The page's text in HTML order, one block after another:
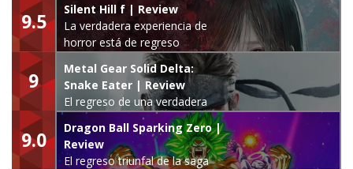
9.5
Silent Hill f | Review
La verdadera experiencia de
horror está de regreso
9
Metal Gear Solid Delta:
Snake Eater | Review
El regreso de una verdadera
leyenda
9.0
Dragon Ball Sparking Zero |
Review
El regreso triunfal de la saga